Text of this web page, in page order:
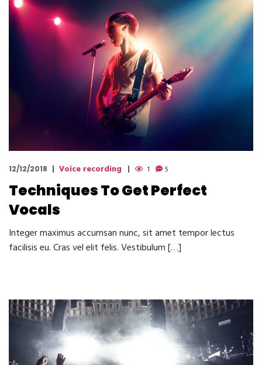
12/12/2018 Voice recording 1 5
Techniques To Get Perfect
Vocals
Integer maximus accumsan nunc, sit amet tempor lectus
facilisis eu. Cras vel elit felis. Vestibulum […]